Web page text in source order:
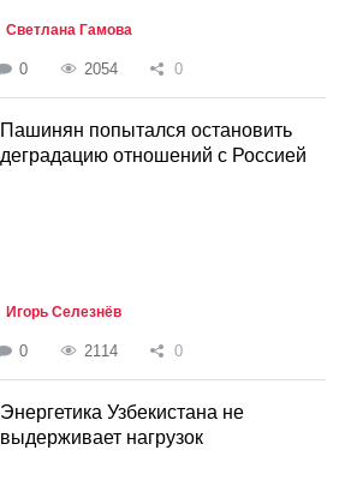
Светлана Гамова
0 2054 0
Пашинян попытался остановить
деградацию отношений с Россией
Игорь Селезнёв
0 2114 0
Энергетика Узбекистана не
выдерживает нагрузок